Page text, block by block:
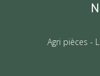
Agri pièces -